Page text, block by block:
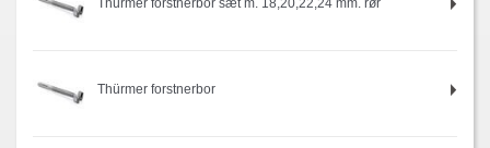
Thürmer forstnerbor sæt m. 18,20,22,24 mm. rør
Thürmer forstnerbor